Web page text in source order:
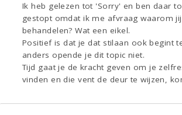
Ik heb gelezen tot 'Sorry' en ben daar
gestopt omdat ik me afvraag waarom
behandelen? Wat een eikel.
Positief is dat je dat stilaan ook begint
anders opende je dit topic niet.
Tijd gaat je de kracht geven om je
vinden en die vent de deur te wijzen,